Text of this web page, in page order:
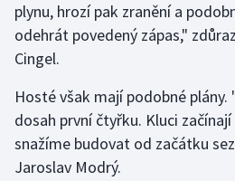
plynu, hrozí pak zranění a
odehrát povedený zápas,"
Cingel.
Hosté však mají podobné plány.
dosah první čtyřku. Kluci
snažíme budovat od začátku
Jaroslav Modrý.